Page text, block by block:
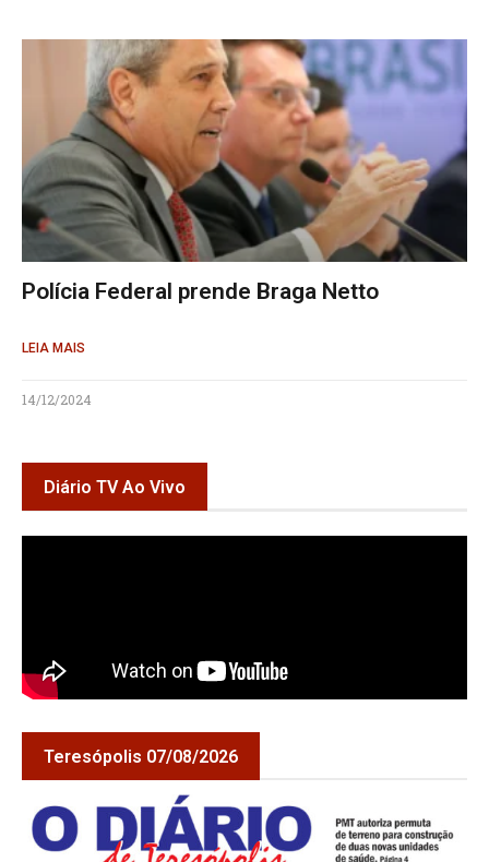
Polícia Federal prende Braga Netto
LEIA MAIS
14/12/2024
Diário TV Ao Vivo
Teresópolis 07/08/2026